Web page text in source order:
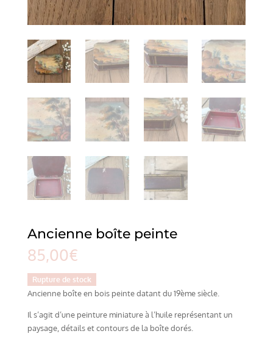
Ancienne boîte peinte
85,00€
Rupture de stock
Ancienne boîte en bois peinte datant du 19ème siècle.
Il s’agit d’une peinture miniature à l’huile représentant un
paysage, détails et contours de la boîte dorés.